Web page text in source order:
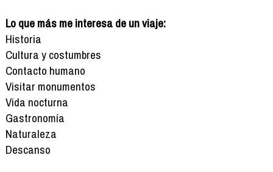
Lo que más me interesa de un viaje:
Historia
Cultura y costumbres
Contacto humano
Visitar monumentos
Vida nocturna
Gastronomía
Naturaleza
Descanso